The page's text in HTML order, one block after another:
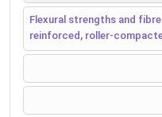
Flexural strengths and
reinforced, roller-